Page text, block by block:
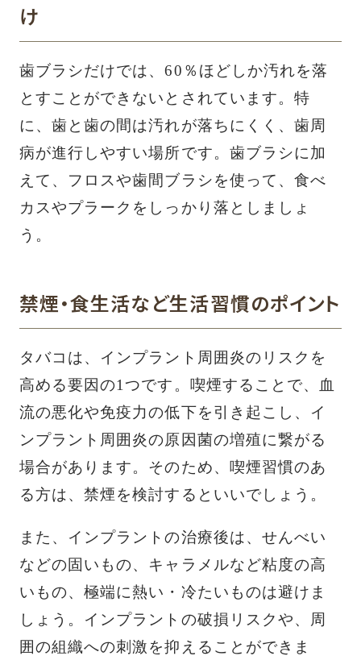
け
歯ブラシだけでは、60％ほどしか汚れを落
とすことができないとされています。特
に、歯と歯の間は汚れが落ちにくく、歯周
病が進行しやすい場所です。歯ブラシに加
えて、フロスや歯間ブラシを使って、食べ
カスやプラークをしっかり落としましょ
う。
禁煙・食生活など生活習慣のポイント
タバコは、インプラント周囲炎のリスクを
高める要因の1つです。喫煙することで、血
流の悪化や免疫力の低下を引き起こし、イ
ンプラント周囲炎の原因菌の増殖に繋がる
場合があります。そのため、喫煙習慣のあ
る方は、禁煙を検討するといいでしょう。
また、インプラントの治療後は、せんべい
などの固いもの、キャラメルなど粘度の高
いもの、極端に熱い・冷たいものは避けま
しょう。インプラントの破損リスクや、周
囲の組織への刺激を抑えることができま